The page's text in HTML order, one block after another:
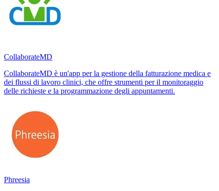
CollaborateMD
CollaborateMD è un'app per la gestione della fatturazione medica e
dei flussi di lavoro clinici, che offre strumenti per il monitoraggio
delle richieste e la programmazione degli appuntamenti.
Phreesia